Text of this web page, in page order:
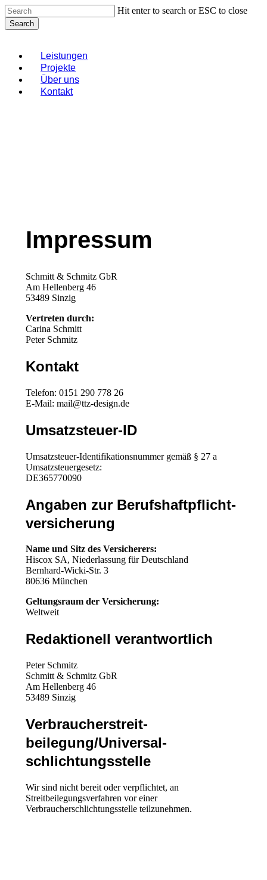
Skip
to
main
Hit enter to search or ESC to close
Search
Menu
Leistungen
Projekte
Über uns
Kontakt
Impressum
Schmitt & Schmitz GbR
Am Hellenberg 46
53489 Sinzig
Vertreten durch:
Carina Schmitt
Peter Schmitz
Kontakt
Telefon: 0151 290 778 26
E-Mail: mail@ttz-design.de
Umsatzsteuer-ID
Umsatzsteuer-Identifikationsnummer gemäß § 27 a
Umsatzsteuergesetz:
DE365770090
Angaben zur Berufs­haftpflicht­
versicherung
Name und Sitz des Versicherers:
Hiscox SA, Niederlassung für Deutschland
Bernhard-Wicki-Str. 3
80636 München
Geltungsraum der Versicherung:
Weltweit
Redaktionell verantwortlich
Peter Schmitz
Schmitt & Schmitz GbR
Am Hellenberg 46
53489 Sinzig
Verbraucher­streit­
beilegung/Universal­
schlichtungs­stelle
Wir sind nicht bereit oder verpflichtet, an
Streitbeilegungsverfahren vor einer
Verbraucherschlichtungsstelle teilzunehmen.